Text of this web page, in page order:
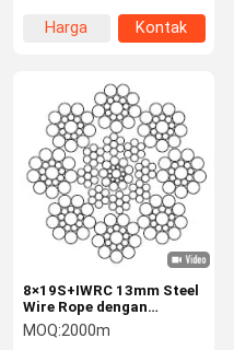
Harga
Kontak
8×19S+IWRC 13mm Steel
Wire Rope dengan
1570N/mm2 Kekuatan
Tarikan untuk Lifting dan
MOQ:2000m